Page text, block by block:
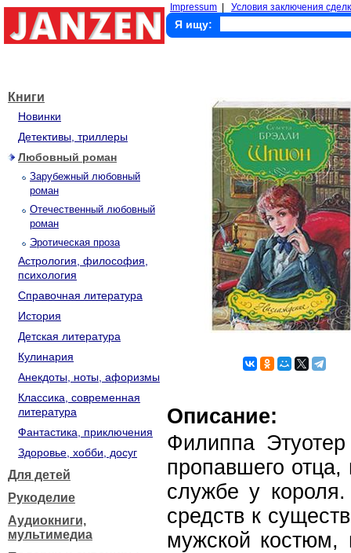
Impressum Условия заключения
Я ищу:
Книги
Новинки
Детективы, триллеры
Любовный роман
Зарубежный любовный
роман
Отечественный любовный
роман
Эротическая проза
Астрология, философия,
психология
Справочная литература
История
Детская литература
Кулинария
Анекдоты, ноты, афоризмы
Классика, современная
литература
Фантастика, приключения
Здоровье, хобби, досуг
Для детей
Рукоделие
Аудиокниги,
мультимедиа
Описание:
Филиппа Этуотер
пропавшего отца,
службе у
средств к
мужской костюм,